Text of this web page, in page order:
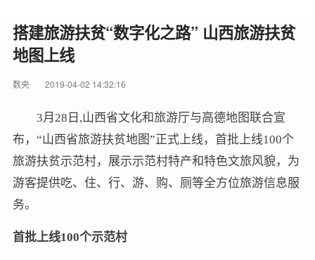
搭建旅游扶贫“数字化之路” 山西旅游扶贫
地图上线
数央 2019-04-02 14:32:16
3月28日,山西省文化和旅游厅与高德地图联合宣
布，“山西省旅游扶贫地图”正式上线，首批上线100个
旅游扶贫示范村，展示示范村特产和特色文旅风貌，为
游客提供吃、住、行、游、购、厕等全方位旅游信息服
务。
首批上线100个示范村